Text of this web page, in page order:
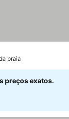
praia
preços exatos.